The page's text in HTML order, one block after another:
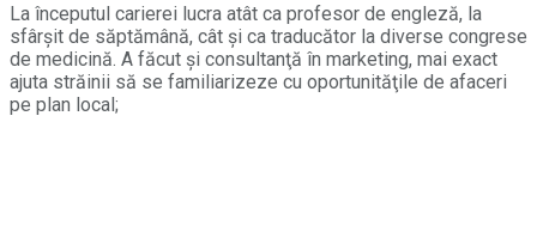
La începutul carierei lucra atât ca profesor de engleză, la
sfârşit de săptămână, cât şi ca traducător la diverse congrese
de medicină. A făcut şi consultanţă în marketing, mai exact
ajuta străinii să se familiarizeze cu oportunităţile de afaceri
pe plan local;